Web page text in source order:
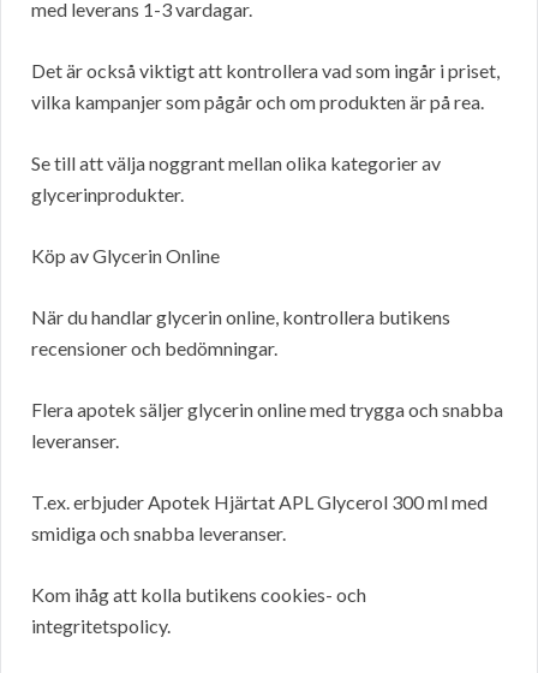
med leverans 1-3 vardagar.
Det är också viktigt att kontrollera vad som ingår i priset,
vilka kampanjer som pågår och om produkten är på rea.
Se till att välja noggrant mellan olika kategorier av
glycerinprodukter.
Köp av Glycerin Online
När du handlar glycerin online, kontrollera butikens
recensioner och bedömningar.
Flera apotek säljer glycerin online med trygga och snabba
leveranser.
T.ex. erbjuder Apotek Hjärtat APL Glycerol 300 ml med
smidiga och snabba leveranser.
Kom ihåg att kolla butikens cookies- och
integritetspolicy.